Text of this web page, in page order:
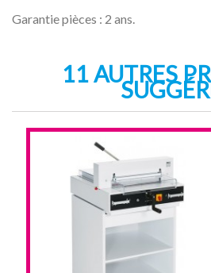
Garantie pièces : 2 ans.
11 AUTRES